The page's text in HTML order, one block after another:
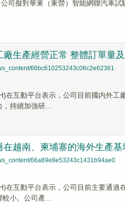
司擬對華東（東營）智能網聯汽車
生產經營正常 整體訂單量
66bc610253243c06c2e62361
在互動平台表示，公司目前國内外
持續加強研...
越南、柬埔寨的海外生產基
66a89e8e53243c1431b94ae0
在互動平台表示，公司目前主要通
小。公司產...